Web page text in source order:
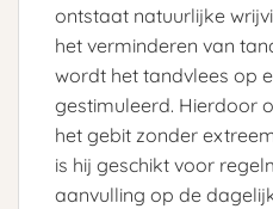
ontstaat natuurlijke
het verminderen van
wordt het tandvlees op
gestimuleerd. Hierdoor
het gebit zonder
is hij geschikt voor
aanvulling op de